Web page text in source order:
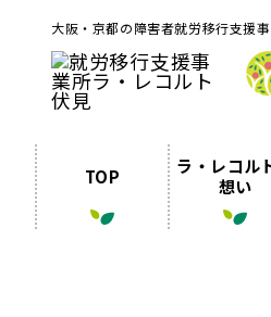
大阪・京都の障害者就労移行支援
TOP
ラ・レコル
想い